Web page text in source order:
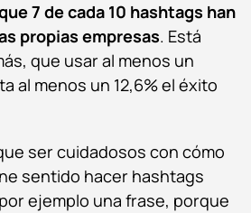
7 de cada 10 hashtags han
propias empresas. Está
que usar al menos un
al menos un 12,6% el éxito
ser cuidadosos con cómo
sentido hacer hashtags
ejemplo una frase, porque